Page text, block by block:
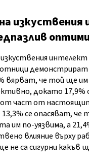
интелект
демонстрират
вярват, че той ще им
докато 17,9%
част от
се опасяват, че
им по-уязвима, а
влияние върху
не са сигурни какъв